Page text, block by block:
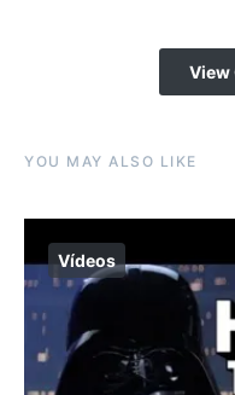
View
YOU MAY ALSO LIKE
Vídeos